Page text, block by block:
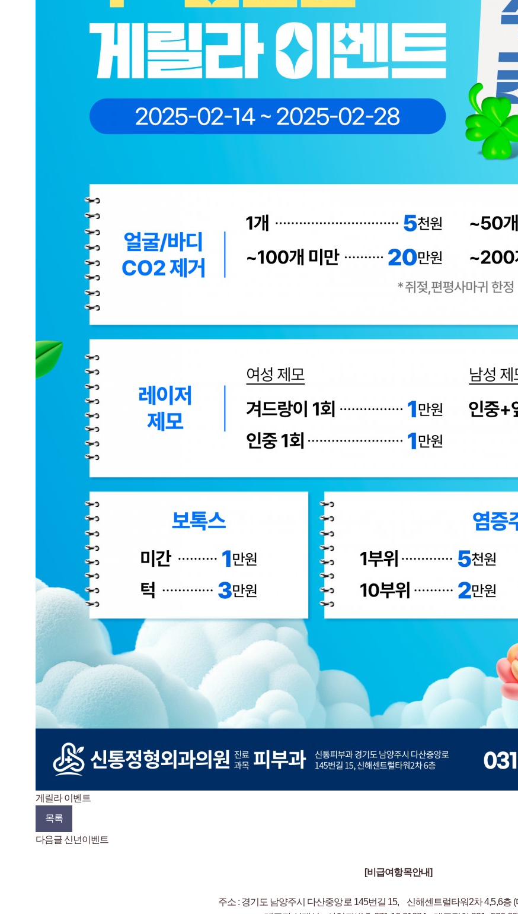
게릴라 이벤트
목록
다음글 신년이벤트
[비급여항목안내]
주소 : 경기도 남양주시 다산중앙로 145번길 15,
신해센트럴타워2차 4,5,6층